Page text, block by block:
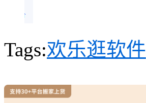
Tags:欢乐逛软件